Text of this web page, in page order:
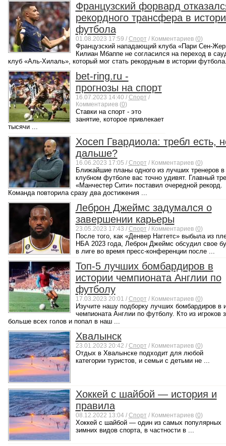
Французский форвард
рекордного трансфера в
футбола
01.08.2023 17:59 / Спорт / Комментариев (0)
Французский нападающий клуба «Пари Сен-
Килиан Мбаппе не согласился на переход в
клуб «Аль-Хилаль», который мог стать рекордным в истории
bet-ring.ru -
прогнозы на спорт
16.07.2023 14:40 / Спорт /
Комментариев (0)
Ставки на спорт - это
занятие, которое привлекает
тысячи ...
Хосеп Гвардиола: требл есть,
дальше?
16.06.2023 17:05 / Спорт / Комментариев (0)
Ближайшие планы одного из лучших тренеров в
клубном футболе вас точно удивят. Главный
«Манчестер Сити» поставил очередной рекорд.
Команда повторила сразу два достижения ...
Леброн Джеймс задумался о
завершении карьеры
23.05.2023 17:43 / Спорт / Комментариев (0)
После того, как «Денвер Наггетс» выбыла из
НБА 2023 года, Леброн Джеймс обсудил свое
в лиге во время пресс-конференции после ...
Топ-5 лучших бомбардиров в
истории чемпионата Англии по
футболу
17.03.2023 20:01 / Спорт / Комментариев (0)
Изучите нашу подборку лучших бомбардиров в
чемпионата Англии по футболу. Кто из игроков
больше всех голов и попал в наш ...
Хвалынск
23.01.2023 20:42 / Спорт / Комментариев (0)
Отдых в Хвалынске подходит для любой
категории туристов, и семьи с детьми не ...
Хоккей с шайбой — история и
правила
08.12.2022 13:04 / Спорт / Комментариев (0)
Хоккей с шайбой — один из самых популярных
зимних видов спорта, в частности в ...